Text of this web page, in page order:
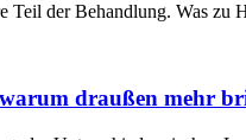
Teil der Behandlung. Was zu
draußen mehr